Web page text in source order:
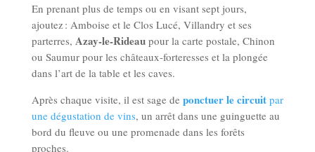
En prenant plus de temps ou en visant sept jours,
ajoutez : Amboise et le Clos Lucé, Villandry et ses
parterres, Azay-le-Rideaupour la carte postale, Chinon
ou Saumur pour les châteaux-forteresses et la plongée
dans l’art de la table et les caves.
Après chaque visite, il est sage de ponctuer le circuitpar
une dégustation de vins, un arrêt dans une guinguette au
bord du fleuve ou une promenade dans les forêts
proches.